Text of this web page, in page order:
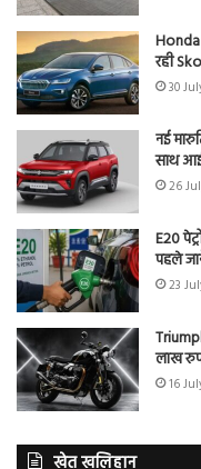
रही
30
नई
साथ
26
E20
पहले
23
लाख
16
खेत खलिहान